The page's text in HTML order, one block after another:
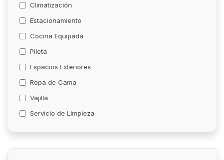
Climatización
Estacionamiento
Cocina Equipada
Pileta
Espacios Exteriores
Ropa de Cama
Vajilla
Servicio de Limpieza